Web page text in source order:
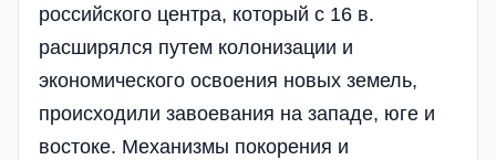
российского центра, который с 16 в.
расширялся путем колонизации и
экономического освоения новых земель,
происходили завоевания на западе, юге и
востоке. Механизмы покорения и